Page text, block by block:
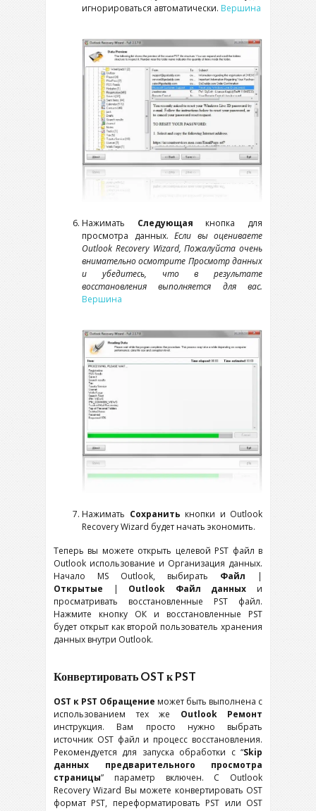
игнорироваться автоматически. Вершина
Нажимать Следующая кнопка для
просмотра данных. Если вы оцениваете
Outlook Recovery Wizard, Пожалуйста очень
внимательно осмотрите Просмотр данных
и убедитесь, что в результате
восстановления выполняется для вас.
Вершина
Нажимать Сохранить кнопки и Outlook
Recovery Wizard будет начать экономить.
Теперь вы можете открыть целевой PST файл в
Outlook использование и Организация данных.
Начало MS Outlook, выбирать Файл |
Открытые | Outlook Файл данных и
просматривать восстановленные PST файл.
Нажмите кнопку ОК и восстановленные PST
будет открыт как второй пользователь хранения
данных внутри Outlook.
Конвертировать OST к PST
OST к PST Обращение может быть выполнена с
использованием тех же OutlookРемонт
инструкция. Вам просто нужно выбрать
источник OSTфайл и процесс восстановления.
Рекомендуется для запуска обработки с “Skip
данных предварительного просмотра
страницы” параметр включен. С Outlook
Recovery Wizard Вы можете конвертировать OST
формат PST, переформатировать PST или OST